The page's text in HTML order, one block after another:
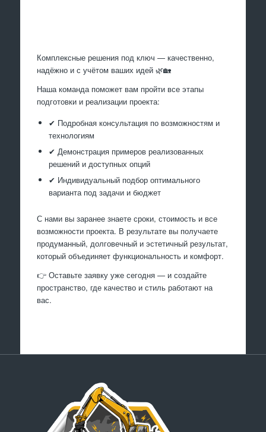
Комплексные решения под ключ — качественно,
надёжно и с учётом ваших идей 🌿🏡
Наша команда поможет вам пройти все этапы
подготовки и реализации проекта:
✔ Подробная консультация по возможностям и
технологиям
✔ Демонстрация примеров реализованных
решений и доступных опций
✔ Индивидуальный подбор оптимального
варианта под задачи и бюджет
С нами вы заранее знаете сроки, стоимость и все
возможности проекта. В результате вы получаете
продуманный, долговечный и эстетичный результат,
который объединяет функциональность и комфорт.
👉 Оставьте заявку уже сегодня — и создайте
пространство, где качество и стиль работают на
вас.